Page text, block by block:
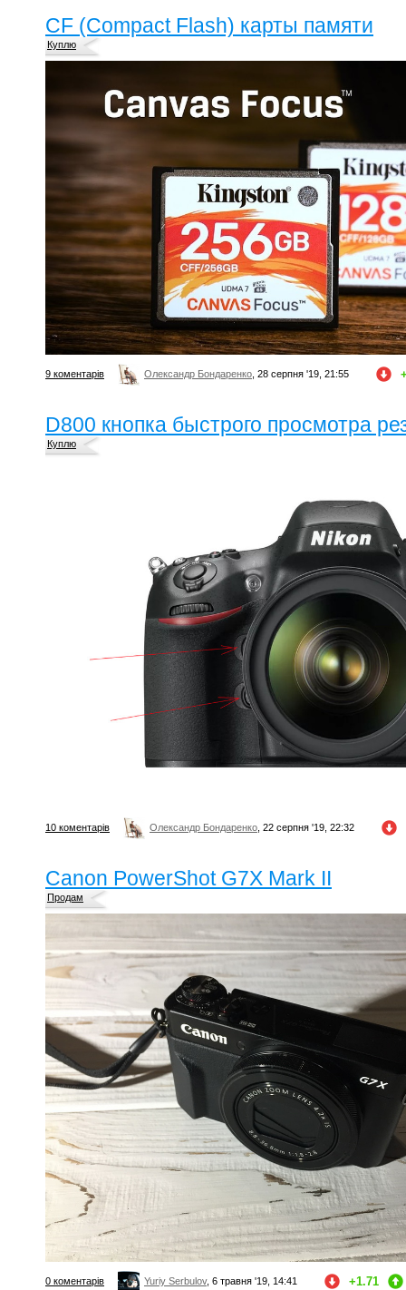
CF (Compact Flash) карты памяти
Куплю
9 коментарів Олександр Бондаренко , 28 серпня '19, 21:55
D800 кнопка быстрого просмотра
Куплю
10 коментарів Олександр Бондаренко , 22 серпня '19, 22:32
Canon PowerShot G7X Mark II
Продам
0 коментарів Yuriy Serbulov, 6 травня '19, 14:41 +1.71